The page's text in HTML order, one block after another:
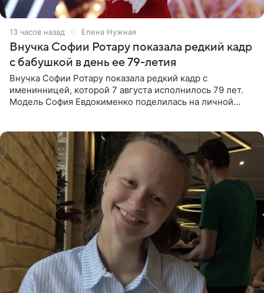
13 часов назад Елена Нужная
Внучка Софии Ротару показала редкий кадр
с бабушкой в день ее 79-летия
Внучка Софии Ротару показала редкий кадр с
именинницей, которой 7 августа исполнилось 79 лет.
Модель София Евдокименко поделилась на личной